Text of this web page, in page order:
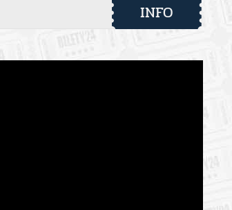
INFO